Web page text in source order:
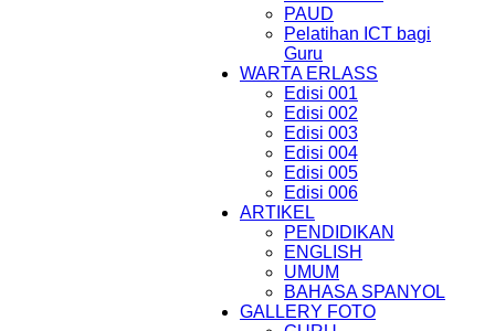
PAUD
Pelatihan ICT bagi
Guru
WARTA ERLASS
Edisi 001
Edisi 002
Edisi 003
Edisi 004
Edisi 005
Edisi 006
ARTIKEL
PENDIDIKAN
ENGLISH
UMUM
BAHASA SPANYOL
GALLERY FOTO